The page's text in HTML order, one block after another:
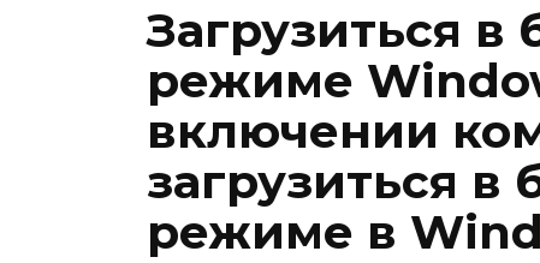
Загрузиться в
режиме
включении
загрузиться в
режиме в